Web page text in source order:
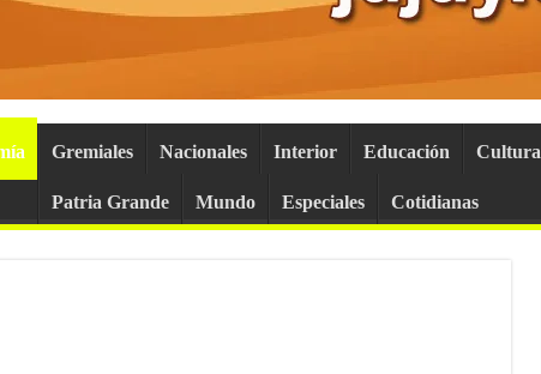
Gremiales Nacionales Interior Educación Cultura
Patria Grande Mundo Especiales Cotidianas